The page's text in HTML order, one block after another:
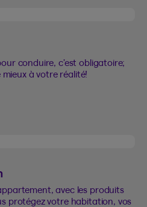
conduire, c’est obligatoire;
à votre réalité!
avec les produits
protégez votre habitation, vos